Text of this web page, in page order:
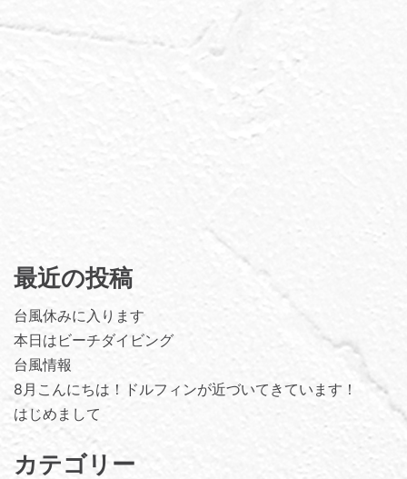
最近の投稿
台風休みに入ります
本日はビーチダイビング
台風情報
8月こんにちは！ドルフィンが近づいてきています！
はじめまして
カテゴリー